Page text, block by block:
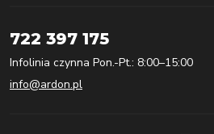
722 397 175
Infolinia czynna Pon.-Pt.: 8:00–15:00
info@ardon.pl